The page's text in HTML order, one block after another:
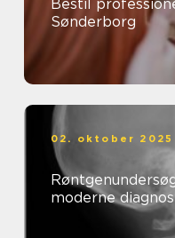
Bestil
Sønderborg
02. oktober 2025
moderne